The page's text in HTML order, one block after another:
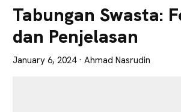
Tajam
Tabungan Swasta:
dan Penjelasan
January 6, 2024· Ahmad Nasrudin